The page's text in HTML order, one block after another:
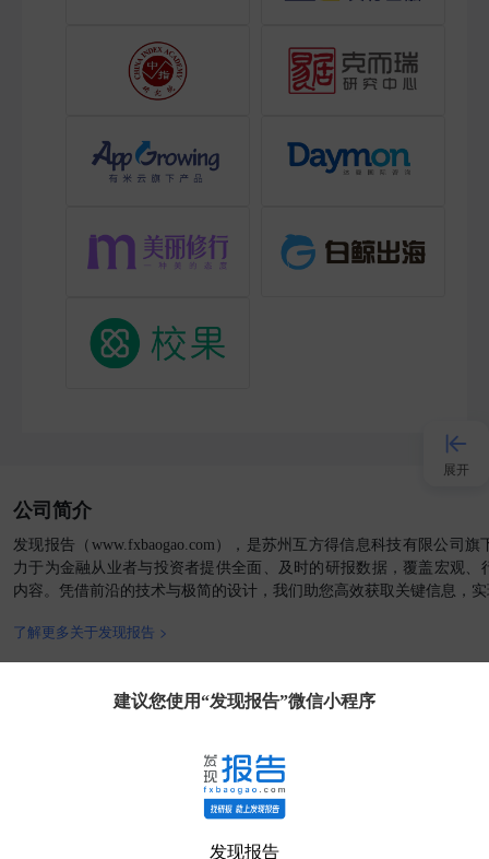
公司简介
发现报告（www.fxbaogao.com），是苏州互方得信息科技有限公司
力于为金融从业者与投资者提供全面、及时的研报数据，覆盖宏观、
内容。凭借前沿的技术与极简的设计，我们助您高效获取关键信息，
了解更多关于发现报告 >
客户端
建议您使用“发现报告”微信小程序
发现报告
展开
接入AI
小程序
APP